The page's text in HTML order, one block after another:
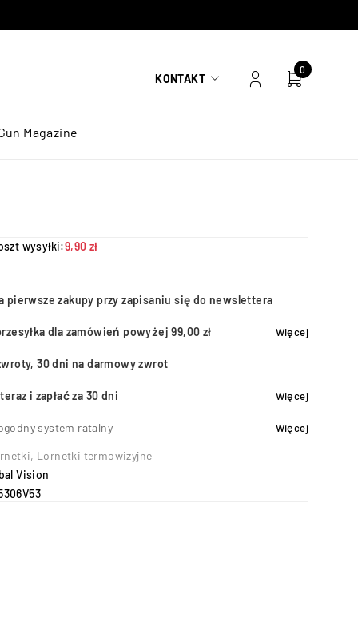
KONTAKT
0
Magazine
wysyłki:9,90 zł
pierwsze zakupy przy zapisaniu się do newslettera
dla zamówień powyżej 99,00 zł Więcej
30 dni na darmowy zwrot
i zapłać za 30 dni Więcej
system ratalny Więcej
, Lornetki termowizyjne
Vision